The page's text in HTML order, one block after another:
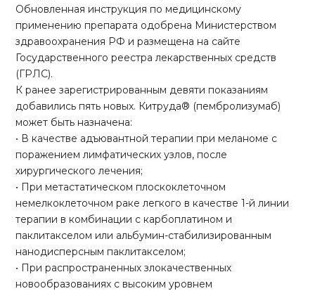
Обновленная инструкция по медицинскому
применению препарата одобрена Министерством
здравоохранения РФ и размещена на сайте
Государственного реестра лекарственных средств
(ГРЛС).
К ранее зарегистрированным девяти показаниям
добавились пять новых. Китруда® (пембролизумаб)
может быть назначена:
• В качестве адъювантной терапии при меланоме с
поражением лимфатических узлов, после
хирургического лечения;
• При метастатическом плоскоклеточном
немелкоклеточном раке легкого в качестве 1-й линии
терапии в комбинации с карбоплатином и
паклитакселом или альбумин-стабилизированным
нанодисперсным паклитакселом;
• При распространенных злокачественных
новообразованиях с высоким уровнем